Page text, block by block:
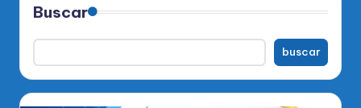
Buscar
buscar